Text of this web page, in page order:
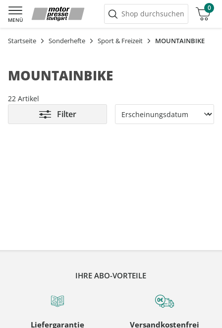
MENÜ
Shop durchsuchen
0
Warenkorb
Startseite Sonderhefte Sport & Freizeit MOUNTAINBIKE
MOUNTAINBIKE
22 Artikel
Filter
IHRE ABO-VORTEILE
Liefergarantie
Versandkostenfrei